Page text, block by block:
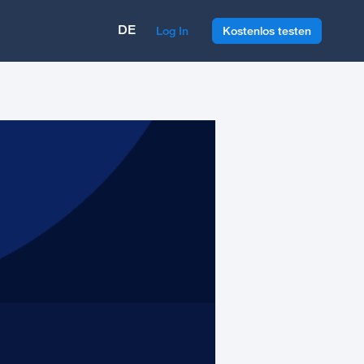
DE Log In Kostenlos testen